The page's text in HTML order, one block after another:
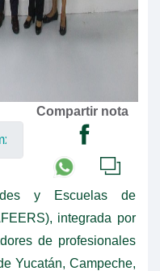
Compartir nota
y Escuelas de
integrada por
de profesionales
Yucatán, Campeche,